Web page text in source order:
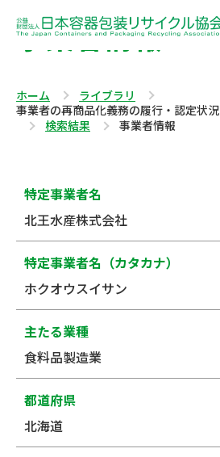
事業者情報
ホーム
ライブラリ
事業者の再商品化義務の履行・認定状況
検索結果
事業者情報
特定事業者名
北王水産株式会社
特定事業者名（カタカナ）
ホクオウスイサン
主たる業種
食料品製造業
都道府県
北海道